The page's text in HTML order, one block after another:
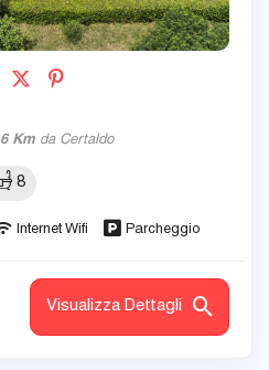
6 Km da Certaldo
8
Internet Wifi Parcheggio
Visualizza Dettagli